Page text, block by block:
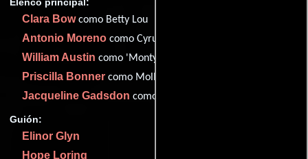
Elenco principal:
Clara Bowcomo Betty Lou
Antonio Moreno como Cyrus T. Waltham
William Austin como 'Monty' Montgomery
Priscilla Bonner como Molly
Jacqueline Gadsdon como Adela Van Norman
Guión:
Elinor Glyn
Hope Loring